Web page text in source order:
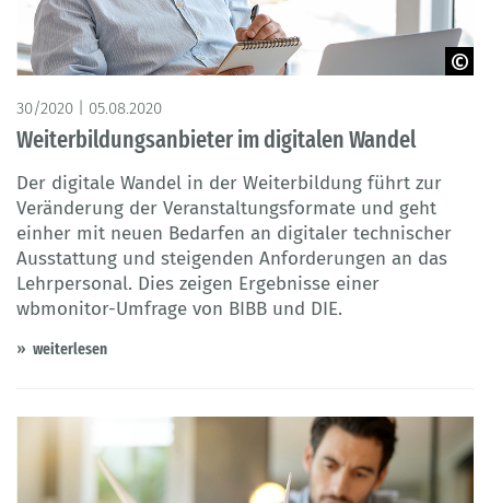
© Pixel-Shot - Adobe Stock
30/2020 | 05.08.2020
Weiterbildungsanbieter im digitalen Wandel
Der digitale Wandel in der Weiterbildung führt zur
Veränderung der Veranstaltungsformate und geht
einher mit neuen Bedarfen an digitaler technischer
Ausstattung und steigenden Anforderungen an das
Lehrpersonal. Dies zeigen Ergebnisse einer
wbmonitor-Umfrage von BIBB und DIE.
weiterlesen